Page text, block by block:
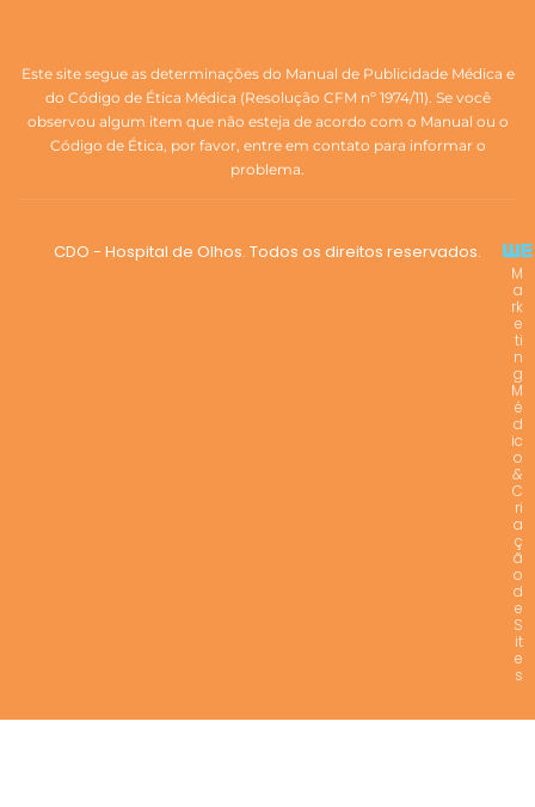
Este site segue as determinações do Manual de Publicidade Médica e
do Código de Ética Médica (Resolução CFM nº 1974/11). Se você
observou algum item que não esteja de acordo com o Manual ou o
Código de Ética, por favor, entre em contato para informar o
problema.
CDO - Hospital de Olhos. Todos os direitos reservados.
M
a
rk
e
ti
n
g
M
é
d
ic
o
&
C
ri
a
ç
ã
o
d
e
S
it
e
s